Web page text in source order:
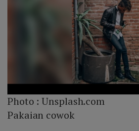
Photo :Unsplash.com
Pakaian cowok